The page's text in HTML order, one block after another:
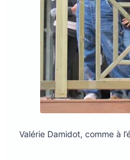
Valérie Damidot, comme à